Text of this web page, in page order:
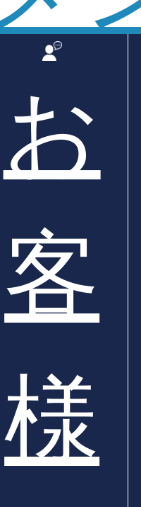
ス
エ
キ
お
客
様